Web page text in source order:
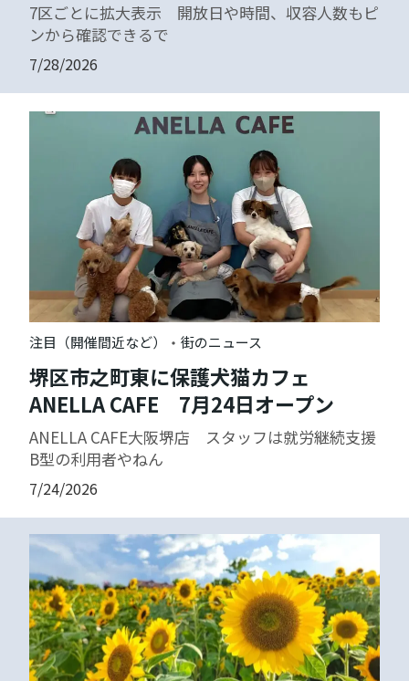
7区ごとに拡大表示 開放日や時間、収容人数もピ
ンから確認できるで
7/28/2026
注目（開催間近など） ・ 街のニュース
堺区市之町東に保護犬猫カフェ
ANELLA CAFE 7月24日オープン
ANELLA CAFE大阪堺店 スタッフは就労継続支援
B型の利用者やねん
7/24/2026